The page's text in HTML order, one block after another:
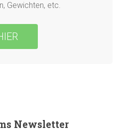
Gewichten, etc.
Newsletter